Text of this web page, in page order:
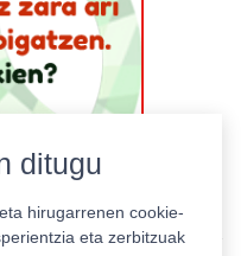
ditugu
hirugarrenen cookie-
eta zerbitzuak